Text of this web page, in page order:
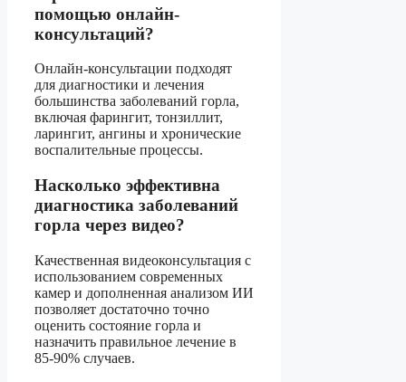
помощью онлайн-
консультаций?
Онлайн-консультации подходят
для диагностики и лечения
большинства заболеваний горла,
включая фарингит, тонзиллит,
ларингит, ангины и хронические
воспалительные процессы.
Насколько эффективна
диагностика заболеваний
горла через видео?
Качественная видеоконсультация с
использованием современных
камер и дополненная анализом ИИ
позволяет достаточно точно
оценить состояние горла и
назначить правильное лечение в
85-90% случаев.